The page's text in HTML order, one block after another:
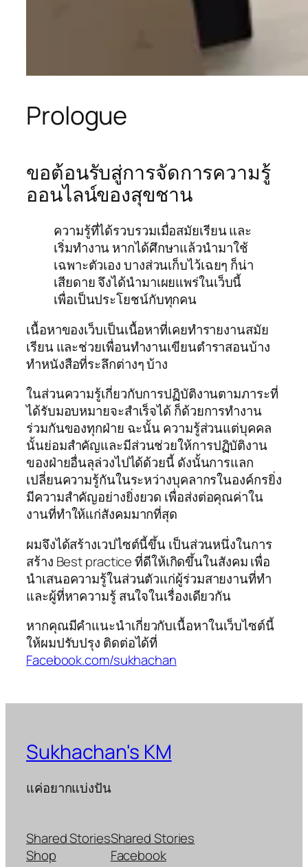
Prologue
ขอต้อนรับสู่การจัดการความรู้
ออนไลน์ของสุขชาน
ความรู้ที่ได้รวบรวมเมื่อสมัยเรียน และ
เริ่มทำงาน หากได้ศึกษาแล้วนำมาใช้
เฉพาะตัวเอง บางส่วนเก็บไว้เฉยๆ ก็น่า
เสียดาย จึงได้นำมาเผยแพร่ในเว็บนี้
เพื่อเป็นประโยชน์กับทุกคน
เนื้อหาของเว็บเป็นเนื้อหาที่เคยทำรายงานสมัย
เรียน และช่วยเพื่อนทำงานเขียนตำราสอนบ้าง
ทำหนังสือที่ระลึกต่างๆ บ้าง
ในส่วนความรู้เกี่ยวกับการปฏิบัติงานตามภาระที่
ได้รับมอบหมายจะสำเร็จได้ ก็ด้วยการทำงาน
ร่วมกันของทุกฝ่าย ฉะนั้น ความรู้ส่วนแต่บุคคล
นั้นย่อมสำคัญและมีส่วนช่วยให้การปฏิบัติงาน
ของฝ่ายอื่นลุล่วงไปได้ด้วยนี้ ดังนั้นการแลก
เปลี่ยนความรู้กันในระหว่างบุคลากรในองค์กรยิ่ง
มีความสำคัญอย่างยิ่งยวด เพื่อส่งต่อคุณค่าใน
งานที่ทำให้แก่สังคมมากที่สุด
ผมจึงได้สร้างเวปไซต์นี้ขึ้น เป็นส่วนหนึ่งในการ
สร้าง Best practice ที่ดีให้เกิดขึ้นในสังคม เพื่อ
นำเสนอความรู้ในส่วนตัวแก่ผู้ร่วมสายงานที่ทำ
และผู้ที่หาความรู้ สนใจในเรื่องเดียวกัน
หากคุณมีคำแนะนำเกี่ยวกับเนื้อหาในเว็บไซต์นี้
ให้ผมปรับปรุง ติดต่อได้ที่
Facebook.com/sukhachan
Sukhachan's KM
แค่อยากแบ่งปัน
Shared Stories
Shop
Shared Stories
Facebook